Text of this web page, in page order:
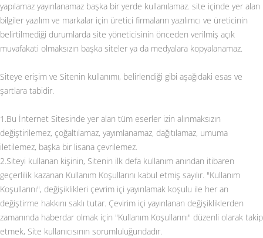
yapılamaz yayınlanamaz başka bir yerde kullanılamaz. site içinde yer alan
bilgiler yazılım ve markalar için üretici firmaların yazılımcı ve üreticinin
belirtilmediği durumlarda site yöneticisinin önceden verilmiş açık
muvafakati olmaksızın başka siteler ya da medyalara kopyalanamaz.
Siteye erişim ve Sitenin kullanımı, belirlendiği gibi aşağıdaki esas ve
şartlara tabidir.
1.Bu İnternet Sitesinde yer alan tüm eserler izin alınmaksızın
değiştirilemez, çoğaltılamaz, yayımlanamaz, dağıtılamaz, umuma
iletilemez, başka bir lisana çevrilemez.
2.Siteyi kullanan kişinin, Sitenin ilk defa kullanım anından itibaren
geçerlilik kazanan Kullanım Koşullarını kabul etmiş sayılır. "Kullanım
Koşullarını", değişiklikleri çevrim içi yayınlamak koşulu ile her an
değiştirme hakkını saklı tutar. Çevirim içi yayınlanan değişikliklerden
zamanında haberdar olmak için "Kullanım Koşullarını" düzenli olarak takip
etmek, Site kullanıcısının sorumluluğundadır.